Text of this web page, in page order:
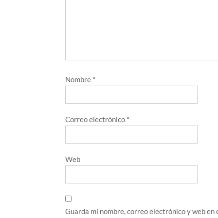
Nombre *
Correo electrónico *
Web
Guarda mi nombre, correo electrónico y web en